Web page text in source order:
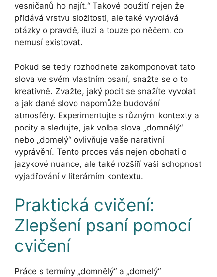
vesničanů ho najít.“ Takové použití nejen že
přidává vrstvu složitosti, ale také vyvolává
otázky o pravdě, iluzi a touze po něčem, co
nemusí existovat.
Pokud se tedy rozhodnete zakomponovat tato
slova ve svém vlastním psaní, snažte se o to
kreativně. Zvažte, jaký pocit se snažíte vyvolat
a jak dané slovo napomůže budování
atmosféry. Experimentujte s různými kontexty a
pocity a sledujte, jak volba slova „domnělý“
nebo „domelý“ ovlivňuje vaše narativní
vyprávění. Tento proces vás nejen obohatí o
jazykové nuance, ale také rozšíří vaši schopnost
vyjadřování v literárním kontextu.
Praktická cvičení:
Zlepšení psaní pomocí
cvičení
Práce s termíny „domnělý“ a „domelý“